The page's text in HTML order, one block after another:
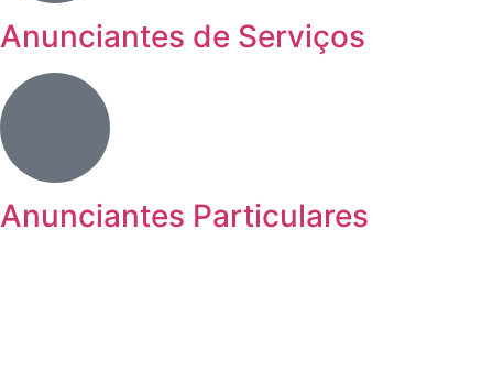
Anunciantes de Serviços
Anunciantes Particulares